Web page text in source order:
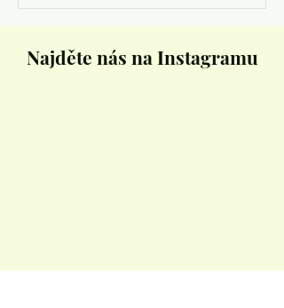
dospělých ukázal, že tzv. otevřené
placebo dokáže snížit vnímaný stres a
mírně zlepšit paměť i fyzickou
výkonnost. Do třítýdenní studie bylo
Najděte nás na Instagramu